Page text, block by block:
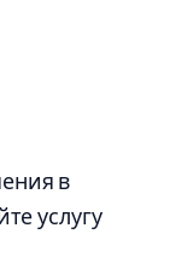
в
услугу